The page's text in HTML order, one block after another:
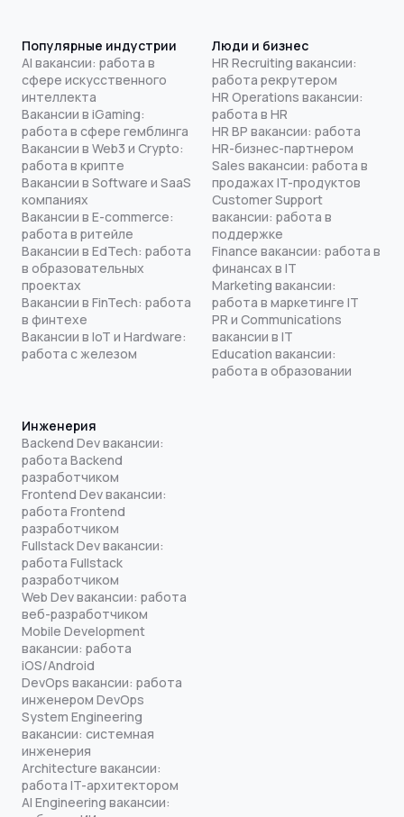
Популярные индустрии
AI вакансии: работа в
сфере искусственного
интеллекта
Вакансии в iGaming:
работа в сфере гемблинга
Вакансии в Web3 и Crypto:
работа в крипте
Вакансии в Software и SaaS
компаниях
Вакансии в E-commerce:
работа в ритейле
Вакансии в EdTech: работа
в образовательных
проектах
Вакансии в FinTech: работа
в финтехе
Вакансии в IoT и Hardware:
работа с железом
Люди и бизнес
HR Recruiting вакансии:
работа рекрутером
HR Operations вакансии:
работа в HR
HR BP вакансии: работа
HR-бизнес-партнером
Sales вакансии: работа в
продажах IT-продуктов
Customer Support
вакансии: работа в
поддержке
Finance вакансии: работа в
финансах в IT
Marketing вакансии:
работа в маркетинге IT
PR и Communications
вакансии в IT
Education вакансии:
работа в образовании
Инженерия
Backend Dev вакансии:
работа Backend
разработчиком
Frontend Dev вакансии:
работа Frontend
разработчиком
Fullstack Dev вакансии:
работа Fullstack
разработчиком
Web Dev вакансии: работа
веб-разработчиком
Mobile Development
вакансии: работа
iOS/Android
DevOps вакансии: работа
инженером DevOps
System Engineering
вакансии: системная
инженерия
Architecture вакансии:
работа IT-архитектором
AI Engineering вакансии: